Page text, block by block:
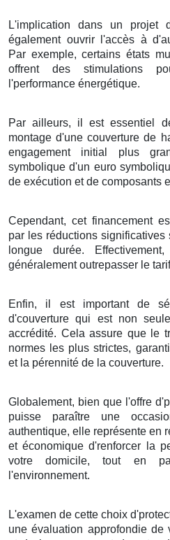
L'implication dans un projet
également ouvrirl'accès à
Par exemple, certainsétats
offrent des stimulations
l'performance énergétique.
Par ailleurs, il estessentiel
montage d'unecouverture de
engagementinitial plus
symbolique d'un euro
de exécution et de composants
Cependant, cet financement
par les réductions significatives
longue durée. Effectivement,
généralement outrepasser le tarif
Enfin, il est importantde
d'couverture qui est non
accrédité. Celaassure que le
normes les plusstrictes,
et la pérennité de la couverture.
Globalement, bien que l'offre d'
puisse paraîtreune
authentique, elle représente en
etéconomique d'renforcer la
votredomicile, tout en
l'environnement.
L'examen de cettechoix d'
uneévaluation approfondie de